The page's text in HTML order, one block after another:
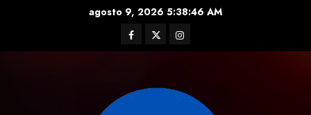
agosto 9, 20265:38:47 AM
Facebook
TwitterInstagram